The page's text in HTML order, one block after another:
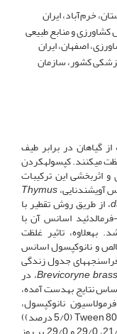
خرم‌آباد، ایران
و منابع طبیعی
اصفهان، ایران
کشور، سازمان
گیاهان در برابر طیف
می­کنند. کپسوله­کردن
و اثربخشی این ترکیبات
آویشن­دنایی،Thymus
Celak. (Lamiales: Lamiaceae)، از طریق روش تقطیر با
اسانس آن با
به­علاوه، تاثیر غلظت
و نانوکپسول اسانس
جدول زندگی
BrevicoryneL. (Hem.: Aphididae)، در
نتایج به­دست آمده،
نانوکپسول،
فرمولاسیون خالص، شاهد 1 (آب مقطر به همراه Tween 80 (5/0 درصد))